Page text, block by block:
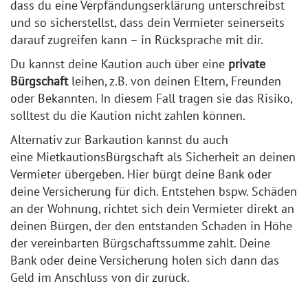
dass du eine Verpfändungserklärung unterschreibst
und so sicherstellst, dass dein Vermieter seinerseits
darauf zugreifen kann – in Rücksprache mit dir.
Du kannst deine Kaution auch über eine private
Bürgschaftleihen, z.B. von deinen Eltern, Freunden
oder Bekannten. In diesem Fall tragen sie das Risiko,
solltest du die Kaution nicht zahlen können.
Alternativ zur Barkaution kannst du auch
eine MietkautionsBürgschaft als Sicherheit an deinen
Vermieter übergeben. Hier bürgt deine Bank oder
deine Versicherung für dich. Entstehen bspw. Schäden
an der Wohnung, richtet sich dein Vermieter direkt an
deinen Bürgen, der den entstanden Schaden in Höhe
der vereinbarten Bürgschaftssumme zahlt. Deine
Bank oder deine Versicherung holen sich dann das
Geld im Anschluss von dir zurück.